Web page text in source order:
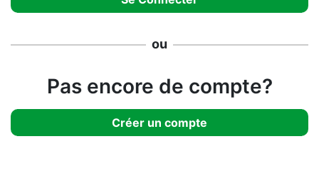
ou
Pas encore de compte?
Créer un compte